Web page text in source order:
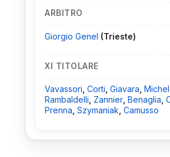
ARBITRO
Giorgio Genel (Trieste)
XI TITOLARE
Vavassori Corti Giavara
Rambaldelli Zannier Benaglia
Prenna Szymaniak Camusso